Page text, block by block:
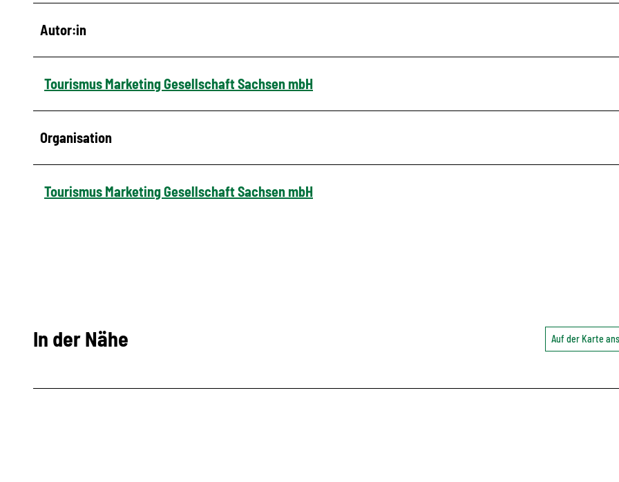
Autor:in
Tourismus Marketing Gesellschaft Sachsen mbH
Organisation
Tourismus Marketing Gesellschaft Sachsen mbH
In der Nähe Auf der Karte